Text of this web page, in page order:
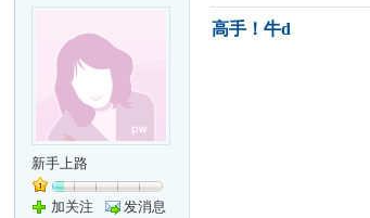
新手上路
加关注 发消息
高手！牛d